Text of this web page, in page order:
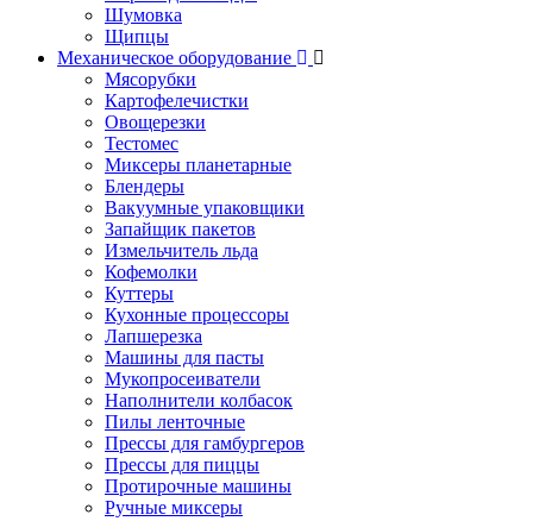
Шумовка
Щипцы
Механическое оборудование
Мясорубки
Картофелечистки
Овощерезки
Тестомес
Миксеры планетарные
Блендеры
Вакуумные упаковщики
Запайщик пакетов
Измельчитель льда
Кофемолки
Куттеры
Кухонные процессоры
Лапшерезка
Машины для пасты
Мукопросеиватели
Наполнители колбасок
Пилы ленточные
Прессы для гамбургеров
Прессы для пиццы
Протирочные машины
Ручные миксеры